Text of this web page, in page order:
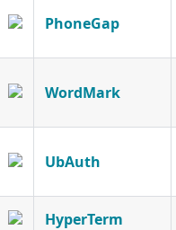
PhoneGap
WordMark
UbAuth
HyperTerm